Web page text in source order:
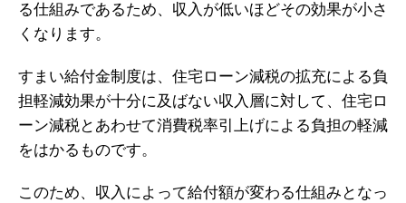
る仕組みであるため、収入が低いほどその効果が小さ
くなります。
すまい給付金制度は、住宅ローン減税の拡充による負
担軽減効果が十分に及ばない収入層に対して、住宅ロ
ーン減税とあわせて消費税率引上げによる負担の軽減
をはかるものです。
このため、収入によって給付額が変わる仕組みとなっ